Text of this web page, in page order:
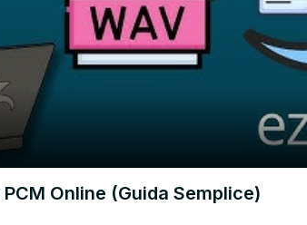
Online (Guida Semplice)